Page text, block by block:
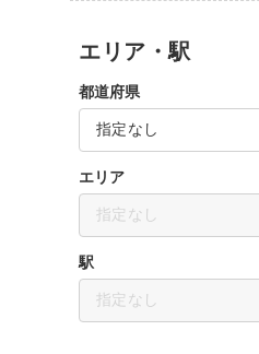
エリア・駅
都道府県
指定なし
エリア
指定なし
駅
指定なし